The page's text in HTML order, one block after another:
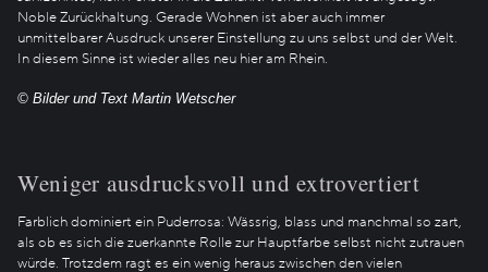
Noble Zurückhaltung. Gerade Wohnen ist aber auch immer
unmittelbarer Ausdruck unserer Einstellung zu uns selbst und der Welt.
In diesem Sinne ist wieder alles neu hier am Rhein.
© Bilder und Text Martin Wetscher
Weniger ausdrucksvoll und extrovertiert
Farblich dominiert ein Puderrosa: Wässrig, blass und manchmal so zart,
als ob es sich die zuerkannte Rolle zur Hauptfarbe selbst nicht zutrauen
würde. Trotzdem ragt es ein wenig heraus zwischen den vielen